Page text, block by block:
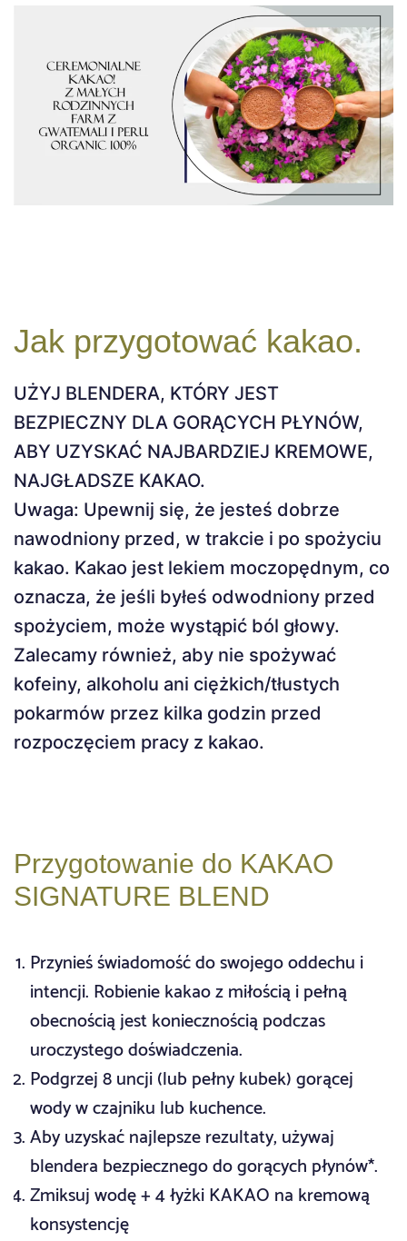
Jak przygotować kakao.
UŻYJ BLENDERA, KTÓRY JEST
BEZPIECZNY DLA GORĄCYCH PŁYNÓW,
ABY UZYSKAĆ NAJBARDZIEJ KREMOWE,
NAJGŁADSZE KAKAO.
Uwaga: Upewnij się, że jesteś dobrze
nawodniony przed, w trakcie i po spożyciu
kakao. Kakao jest lekiem moczopędnym, co
oznacza, że ​​jeśli byłeś odwodniony przed
spożyciem, może wystąpić ból głowy.
Zalecamy również, aby nie spożywać
kofeiny, alkoholu ani ciężkich/tłustych
pokarmów przez kilka godzin przed
rozpoczęciem pracy z kakao.
Przygotowanie do KAKAO
SIGNATURE BLEND
Przynieś świadomość do swojego oddechu i
intencji. Robienie kakao z miłością i pełną
obecnością jest koniecznością podczas
uroczystego doświadczenia.
Podgrzej 8 uncji (lub pełny kubek) gorącej
wody w czajniku lub kuchence.
Aby uzyskać najlepsze rezultaty, używaj
blendera bezpiecznego do gorących płynów*.
Zmiksuj wodę + 4 łyżki KAKAO na kremową
konsystencję